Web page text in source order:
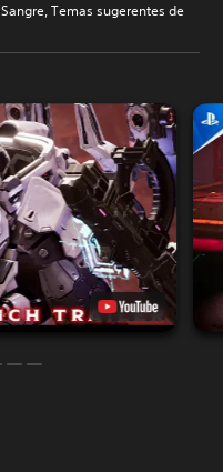
Temas sugerentes de